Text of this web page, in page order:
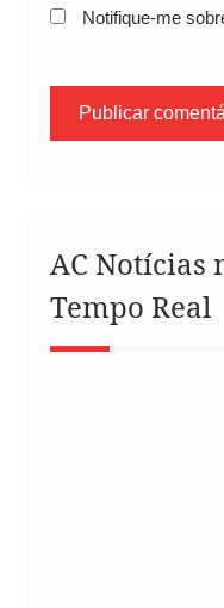
Notifique-me
AC Notícias
Tempo Real